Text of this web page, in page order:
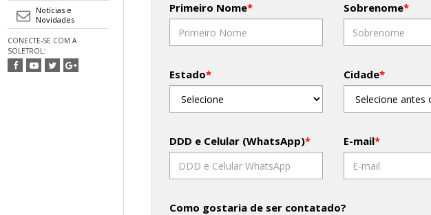
Notícias e
Novidades
CONECTE-SE COM A
SOLETROL:
Primeiro Nome* Sobrenome*
Estado* Cidade*
DDD e Celular (WhatsApp)* E-mail*
Como gostaria de ser contatado?